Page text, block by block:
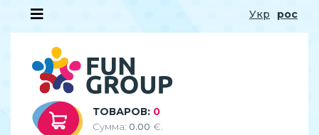
Укр рос
ТОВАРОВ: 0
Сумма: 0.00 €.